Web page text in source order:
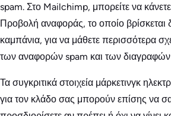
spam. Στο Mailchimp, μπορείτε να
Προβολή αναφοράς, το οποίο βρίσκεται
καμπάνια, για να μάθετε περισσότερα
των αναφορών spam και των
Τα συγκριτικά στοιχεία μάρκετινγκ
για τον κλάδο σας μπορούν επίσης να